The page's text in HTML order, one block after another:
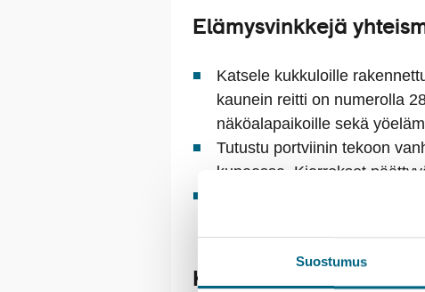
Suostumus
Elämysvinkkejä
Katsele kukkuloille
kaunein reitti on numerolla
näköalapaikoille sekä
Tutustu portviinin tekoon
kupeessa. Kierrokset
Nauti historiallisen
Kristinan